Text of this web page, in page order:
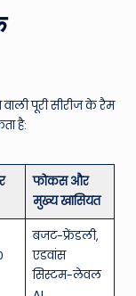
पूरी सीरीज के रैम
है:
फोकस और
मुख्य खासियत
बजट-फ्रेंडली,
एडवांस
सिस्टम-लेवल